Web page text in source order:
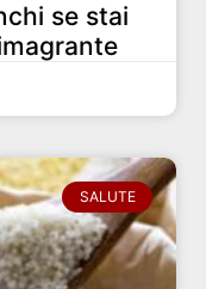
se stai
SALUTE